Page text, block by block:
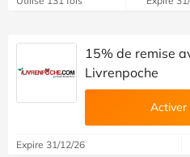
15% de remise
Livrenpoche
Activer
Expire 31/12/26